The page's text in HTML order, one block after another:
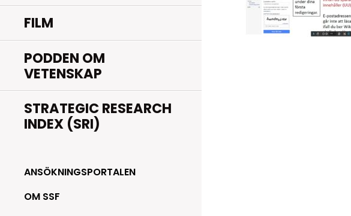
FILM
PODDEN OM
VETENSKAP
STRATEGIC RESEARCH
INDEX (SRI)
ANSÖKNINGSPORTALEN
OM SSF